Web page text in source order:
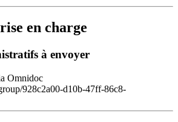
en charge
à envoyer
Omnidoc
928c2a00-d10b-47ff-86c8-